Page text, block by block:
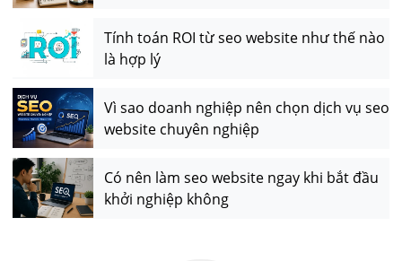
Tính toán ROI từ seo website như thế nào
là hợp lý
Vì sao doanh nghiệp nên chọn dịch vụ seo
website chuyên nghiệp
Có nên làm seo website ngay khi bắt đầu
khởi nghiệp không